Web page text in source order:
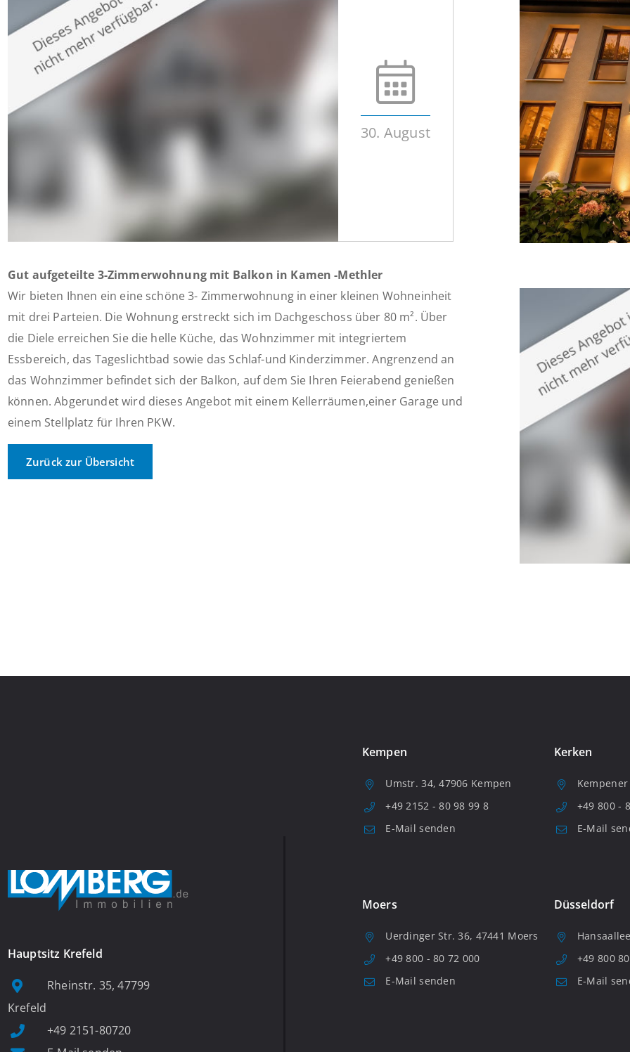
30. August
Gut aufgeteilte 3-Zimmerwohnung mit Balkon in Kamen -Methler
Wir bieten Ihnen ein eine schöne 3- Zimmerwohnung in einer kleinen Wohneinheit
mit drei Parteien. Die Wohnung erstreckt sich im Dachgeschoss über 80 m². Über
die Diele erreichen Sie die helle Küche, das Wohnzimmer mit integriertem
Essbereich, das Tageslichtbad sowie das Schlaf-und Kinderzimmer. Angrenzend an
das Wohnzimmer befindet sich der Balkon, auf dem Sie Ihren Feierabend genießen
können. Abgerundet wird dieses Angebot mit einem Kellerräumen,einer Garage und
einem Stellplatz für Ihren PKW.
Zurück zur Übersicht
Hauptsitz Krefeld
Rheinstr. 35, 47799
Krefeld
+49 2151-80720
Kempen
Umstr. 34, 47906 Kempen
+49 2152 - 80 98 99 8
E-Mail senden
Kerken
+49 800 -
E-Mail
Moers
Uerdinger Str. 36, 47441 Moers
+49 800 - 80 72 000
E-Mail senden
Düsseldorf
+49 800
E-Mail